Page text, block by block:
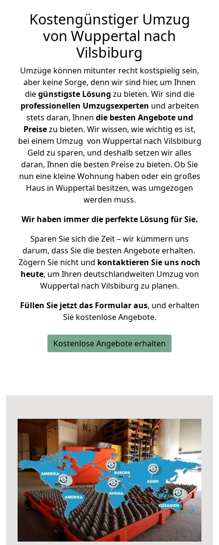
Kostengünstiger Umzug
von Wuppertal nach
Vilsbiburg
Umzüge können mitunter recht kostspielig sein,
aber keine Sorge, denn wir sind hier, um Ihnen
diegünstigste Lösung zu bieten. Wir sind die
professionellen Umzugsexperten und arbeiten
stets daran, Ihnen die besten Angebote und
Preisezu bieten. Wir wissen, wie wichtig es ist,
bei einem Umzug von Wuppertal nach Vilsbiburg
Geld zu sparen, und deshalb setzen wir alles
daran, Ihnen die besten Preise zu bieten. Ob Sie
nun eine kleine Wohnung haben oder ein großes
Haus in Wuppertal besitzen, was umgezogen
werden muss.
Wir haben immer die perfekte Lösung für Sie.
Sparen Sie sich die Zeit – wir kümmern uns
darum, dass Sie die besten Angebote erhalten.
Zögern Sie nicht und kontaktieren Sie uns noch
heute, um Ihren deutschlandweiten Umzug von
Wuppertal nach Vilsbiburg zu planen.
Füllen Sie jetzt das Formular aus, und erhalten
Sie kostenlose Angebote.
Kostenlose Angebote erhalten